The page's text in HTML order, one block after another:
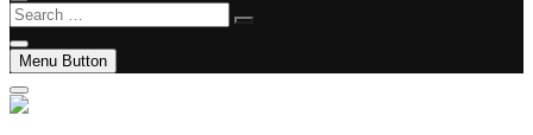
Search
…
Menu Button